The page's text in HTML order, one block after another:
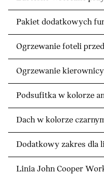
Pakiet dodatkowych
Ogrzewanie foteli
Ogrzewanie kierownicy
Podsufitka w kolorze
Dach w kolorze
Dodatkowy zakres dla
Linia John Cooper